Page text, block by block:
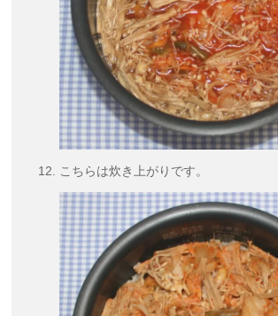
こちらは炊き上がりです。